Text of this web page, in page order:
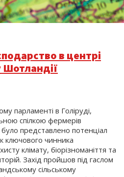
в центрі
Шотландії
парламенті в Голіруді,
спілкою фермерів
представлено потенціал
ключового чинника
клімату, біорізноманіття та
Захід пройшов під гаслом
сільському